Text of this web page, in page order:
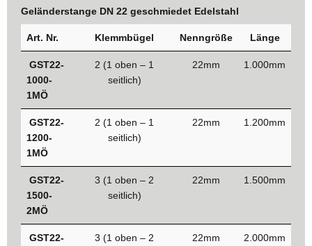
Geländerstange DN 22 geschmiedet Edelstahl
Art. Nr. Klemmbügel Nenngröße Länge
GST22-
1000-
1MÖ
2 (1 oben – 1
seitlich)
22mm 1.000mm
GST22-
1200-
1MÖ
2 (1 oben – 1
seitlich)
22mm 1.200mm
GST22-
1500-
2MÖ
3 (1 oben – 2
seitlich)
22mm 1.500mm
GST22-
3 (1 oben – 2
22mm 2.000mm